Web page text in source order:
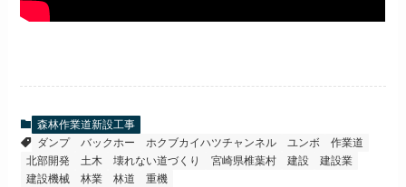
森林作業道新設工事
ダンプ
バックホー ホクブカイハツチャンネル ユンボ
作業道
北部開発
土木 壊れない道づくり 宮崎県椎葉村 建設
建設業
建設機械
林業 林道 重機